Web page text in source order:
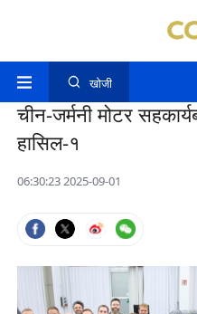
खोजी
चीन-जर्मनी मोटर
हासिल-१
06:30:23 2025-09-01